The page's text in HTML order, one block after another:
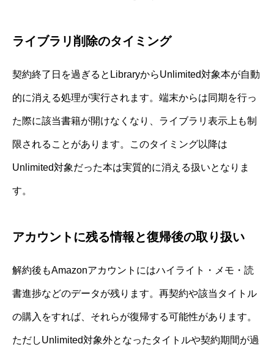
ライブラリ削除のタイミング
契約終了日を過ぎるとLibraryからUnlimited対象本が自動
的に消える処理が実行されます。端末からは同期を行っ
た際に該当書籍が開けなくなり、ライブラリ表示上も制
限されることがあります。このタイミング以降は
Unlimited対象だった本は実質的に消える扱いとなりま
す。
アカウントに残る情報と復帰後の取り扱い
解約後もAmazonアカウントにはハイライト・メモ・読
書進捗などのデータが残ります。再契約や該当タイトル
の購入をすれば、それらが復帰する可能性があります。
ただしUnlimited対象外となったタイトルや契約期間が過